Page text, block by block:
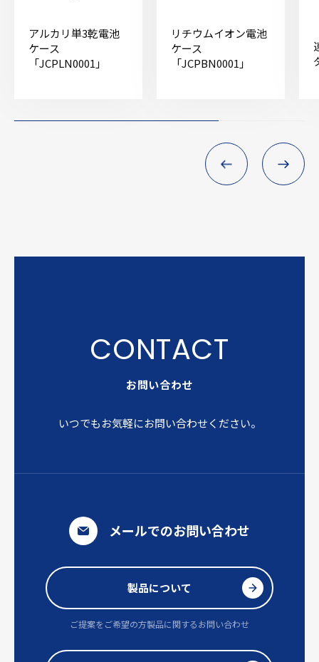
アルカリ単3乾電池
ケース
「JCPLN0001」
リチウムイオン電池
ケース
「JCPBN0001」
お問い合わせ
いつでもお気軽にお問い合わせください。
メールでのお問い合わせ
製品について
ご提案をご希望の方製品に関するお問い合わせ